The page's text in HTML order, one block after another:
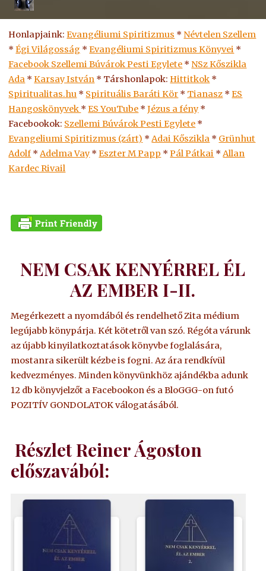
Honlapjaink:Evangéliumi Spiritizmus * Névtelen Szellem
*Égi Világosság *Evangéliumi Spiritizmus Könyvei *
Facebook Szellemi Búvárok Pesti Egylete * NSz Kőszikla
Ada *Karsay István * Társhonlapok:Hittitkok *
Spiritualitas.hu * Spirituális Baráti Kör * Tianasz *ES
Hangoskönyvek *ESYouTube *Jézus a fény *
Facebookok: Szellemi Búvárok Pesti Egylete *
Evangeliumi Spiritizmus (zárt) *Adai Kőszikla * Grünhut
Adolf *Adelma Vay *Eszter M Papp *Pál Pátkai *Allan
Kardec Rivail
NEM CSAK KENYÉRREL ÉL
AZ EMBER I-II.
Megérkezett a nyomdából és rendelhető Zita médium
legújabb könypárja. Két kötetről van szó. Régóta várunk
az újabb kinyilatkoztatások könyvbe foglalására,
mostanra sikerült kézbe is fogni. Az ára rendkívül
kedvezményes. Minden könyvünkhöz ajándékba adunk
12 db könyvjelzőt a Facebookon és a BloGGG-on futó
POZITÍV GONDOLATOK válogatásából.
Részlet Reiner Ágoston
előszavából: